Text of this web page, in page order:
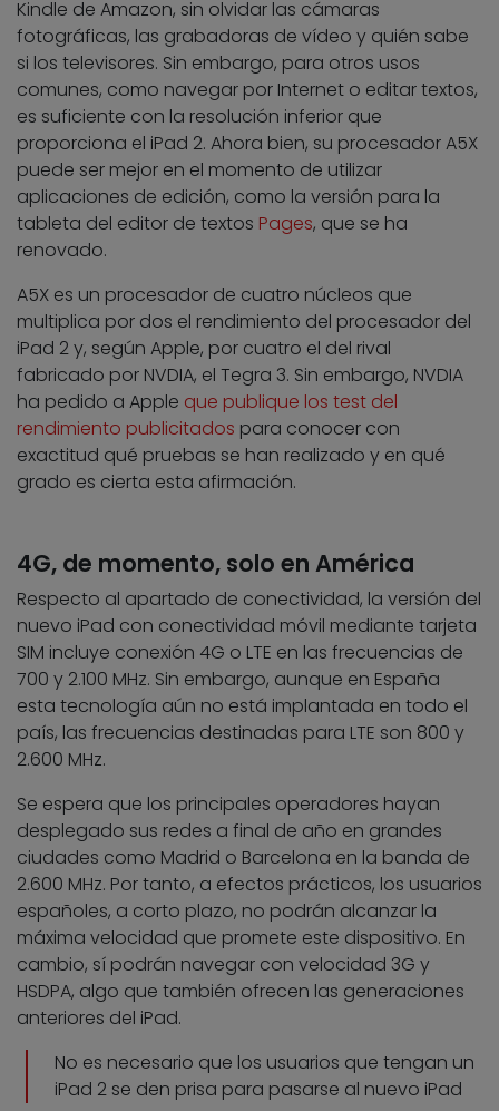
Kindle de Amazon, sin olvidar las cámaras
fotográficas, las grabadoras de vídeo y quién sabe
si los televisores. Sin embargo, para otros usos
comunes, como navegar por Internet o editar textos,
es suficiente con la resolución inferior que
proporciona el iPad 2. Ahora bien, su procesador A5X
puede ser mejor en el momento de utilizar
aplicaciones de edición, como la versión para la
tableta del editor de textos Pages, que se ha
renovado.
A5X es un procesador de cuatro núcleos que
multiplica por dos el rendimiento del procesador del
iPad 2 y, según Apple, por cuatro el del rival
fabricado por NVDIA, el Tegra 3. Sin embargo, NVDIA
ha pedido a Apple que publique los test del
rendimiento publicitados para conocer con
exactitud qué pruebas se han realizado y en qué
grado es cierta esta afirmación.
4G, de momento, solo en América
Respecto al apartado de conectividad, la versión del
nuevo iPad con conectividad móvil mediante tarjeta
SIM incluye conexión 4G o LTE en las frecuencias de
700 y 2.100 MHz. Sin embargo, aunque en España
esta tecnología aún no está implantada en todo el
país, las frecuencias destinadas para LTE son 800 y
2.600 MHz.
Se espera que los principales operadores hayan
desplegado sus redes a final de año en grandes
ciudades como Madrid o Barcelona en la banda de
2.600 MHz. Por tanto, a efectos prácticos, los usuarios
españoles, a corto plazo, no podrán alcanzar la
máxima velocidad que promete este dispositivo. En
cambio, sí podrán navegar con velocidad 3G y
HSDPA, algo que también ofrecen las generaciones
anteriores del iPad.
No es necesario que los usuarios que tengan un
iPad 2 se den prisa para pasarse al nuevo iPad